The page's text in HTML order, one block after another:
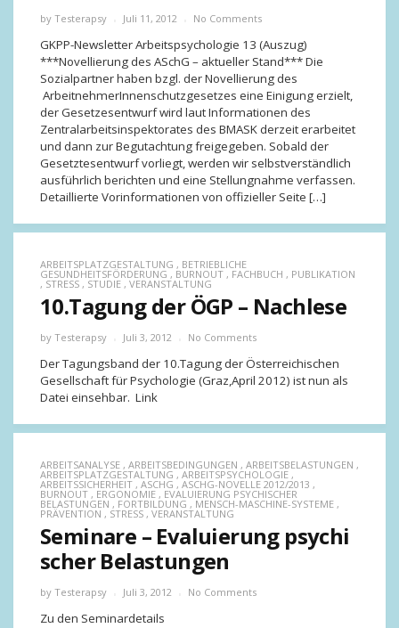
by Testerapsy Juli 11, 2012 No Comments
GKPP-Newsletter Arbeitspsychologie 13 (Auszug)
***Novellierung des ASchG – aktueller Stand*** Die
Sozialpartner haben bzgl. der Novellierung des
ArbeitnehmerInnenschutzgesetzes eine Einigung erzielt,
der Gesetzesentwurf wird laut Informationen des
Zentralarbeitsinspektorates des BMASK derzeit erarbeitet
und dann zur Begutachtung freigegeben. Sobald der
Gesetztesentwurf vorliegt, werden wir selbstverständlich
ausführlich berichten und eine Stellungnahme verfassen.
Detaillierte Vorinformationen von offizieller Seite […]
ARBEITSPLATZGESTALTUNG , BETRIEBLICHE
GESUNDHEITSFÖRDERUNG , BURNOUT , FACHBUCH , PUBLIKATION
, STRESS , STUDIE , VERANSTALTUNG
10.Tagung der ÖGP – Nachlese
by Testerapsy Juli 3, 2012 No Comments
Der Tagungsband der 10.Tagung der Österreichischen
Gesellschaft für Psychologie (Graz,April 2012) ist nun als
Datei einsehbar. Link
ARBEITSANALYSE , ARBEITSBEDINGUNGEN , ARBEITSBELASTUNGEN ,
ARBEITSPLATZGESTALTUNG , ARBEITSPSYCHOLOGIE ,
ARBEITSSICHERHEIT , ASCHG , ASCHG-NOVELLE 2012/2013 ,
BURNOUT , ERGONOMIE , EVALUIERUNG PSYCHISCHER
BELASTUNGEN , FORTBILDUNG , MENSCH-MASCHINE-SYSTEME ,
PRÄVENTION , STRESS , VERANSTALTUNG
Seminare – Evaluierung psychi
scher Belastungen
by Testerapsy Juli 3, 2012 No Comments
Zu den Seminardetails